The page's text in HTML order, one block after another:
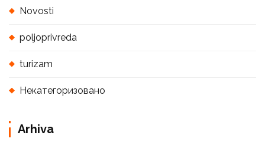
Novosti
poljoprivreda
turizam
Некатегоризовано
Arhiva